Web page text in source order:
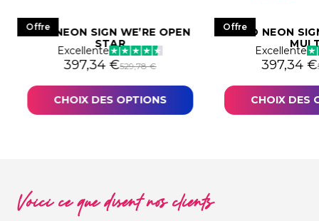
Offre
LED NEON SIGN WE’RE OPEN
STAR
Excellente
529,78€
Le prix initial était : 529,78 €.
397,34 €
Le prix actuel est : 397,34 €.
CHOIX DES OPTIONS
OffreLED NEON
Excellente
Le prix
397,34 €
Le prix
CHOIX DES
Voici ce que disent nos clients